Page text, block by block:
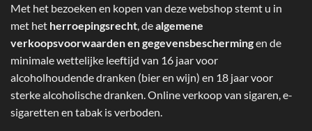
Met het bezoeken en kopen van deze webshop stemt u in
met het herroepingsrecht, dealgemene
verkoopsvoorwaarden en gegevensbeschermingen de
minimale wettelijke leeftijd van 16 jaar voor
alcoholhoudende dranken (bier en wijn) en 18 jaar voor
sterke alcoholische dranken. Online verkoop van sigaren, e-
sigaretten en tabak is verboden.